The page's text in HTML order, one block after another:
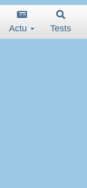
Actu Tests